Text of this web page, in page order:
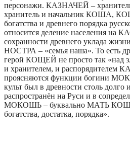
персонажи. КАЗНАЧЕЙ –
хранитель и начальник КОША,
богатства и древнего порядка
относится деление населения на
сохранности древнего уклада
НОСТРА – «семья наша». То есть
герой КОЩЕЙ не просто так «над
и хранителем, и распорядителем
проясняются функции богини
культ был в древности столь долго
распространён на Руси и в
МОКОШЬ – буквально МАТЬ
богатства, достатка, порядка».